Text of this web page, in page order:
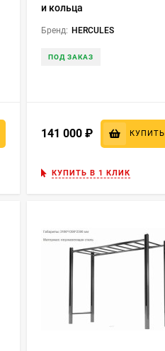
и кольца
Бренд: HERCULES
ПОД ЗАКАЗ
141 000 ₽ КУПИТЬ
КУПИТЬ В 1 КЛИК